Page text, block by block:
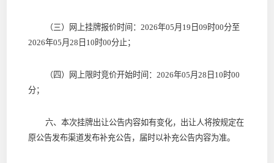
（三）网上挂牌报价时间： 2026年05 月 19 日 09 时00分至
2026年05 月 28 日 10 时00分止 ；
（四）网上限时竞价开始时间： 2026年05 月 28 日 10 时00
分；
六、本次挂牌出让公告内容如有变化，出让人将按规定在
原公告发布渠道发布补充公告，届时以补充公告内容为准。